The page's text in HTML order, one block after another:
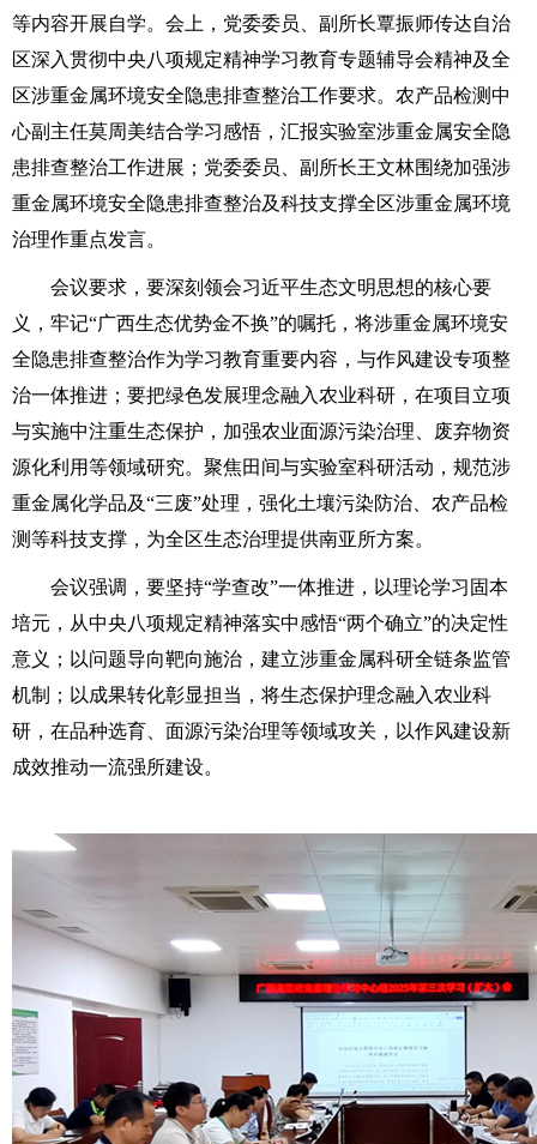
等内容开展自学。会上，党委委员、副所长覃振师传达自治
区深入贯彻中央八项规定精神学习教育专题辅导会精神及全
区涉重金属环境安全隐患排查整治工作要求。农产品检测中
心副主任莫周美结合学习感悟，汇报实验室涉重金属安全隐
患排查整治工作进展；党委委员、副所长王文林围绕加强涉
重金属环境安全隐患排查整治及科技支撑全区涉重金属环境
治理作重点发言。
会议要求，要深刻领会习近平生态文明思想的核心要
义，牢记“广西生态优势金不换”的嘱托，将涉重金属环境安
全隐患排查整治作为学习教育重要内容，与作风建设专项整
治一体推进；要把绿色发展理念融入农业科研，在项目立项
与实施中注重生态保护，加强农业面源污染治理、废弃物资
源化利用等领域研究。聚焦田间与实验室科研活动，规范涉
重金属化学品及“三废”处理，强化土壤污染防治、农产品检
测等科技支撑，为全区生态治理提供南亚所方案。
会议强调，要坚持“学查改”一体推进，以理论学习固本
培元，从中央八项规定精神落实中感悟“两个确立”的决定性
意义；以问题导向靶向施治，建立涉重金属科研全链条监管
机制；以成果转化彰显担当，将生态保护理念融入农业科
研，在品种选育、面源污染治理等领域攻关，以作风建设新
成效推动一流强所建设。